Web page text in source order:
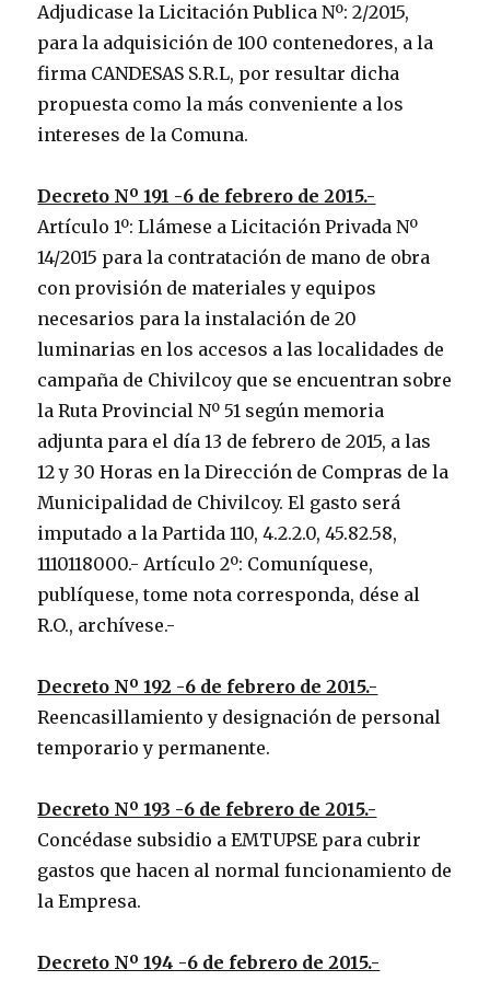
Adjudicase la Licitación Publica Nº: 2/2015,
para la adquisición de 100 contenedores, a la
firma CANDESAS S.R.L, por resultar dicha
propuesta como la más conveniente a los
intereses de la Comuna.
Decreto Nº 191 -6 de febrero de 2015.-
Artículo 1º: Llámese a Licitación Privada Nº
14/2015 para la contratación de mano de obra
con provisión de materiales y equipos
necesarios para la instalación de 20
luminarias en los accesos a las localidades de
campaña de Chivilcoy que se encuentran sobre
la Ruta Provincial Nº 51 según memoria
adjunta para el día 13 de febrero de 2015, a las
12 y 30 Horas en la Dirección de Compras de la
Municipalidad de Chivilcoy. El gasto será
imputado a la Partida 110, 4.2.2.0, 45.82.58,
1110118000.- Artículo 2º: Comuníquese,
publíquese, tome nota corresponda, dése al
R.O., archívese.-
Decreto Nº 192 -6 de febrero de 2015.-
Reencasillamiento y designación de personal
temporario y permanente.
Decreto Nº 193 -6 de febrero de 2015.-
Concédase subsidio a EMTUPSE para cubrir
gastos que hacen al normal funcionamiento de
la Empresa.
Decreto Nº 194 -6 de febrero de 2015.-